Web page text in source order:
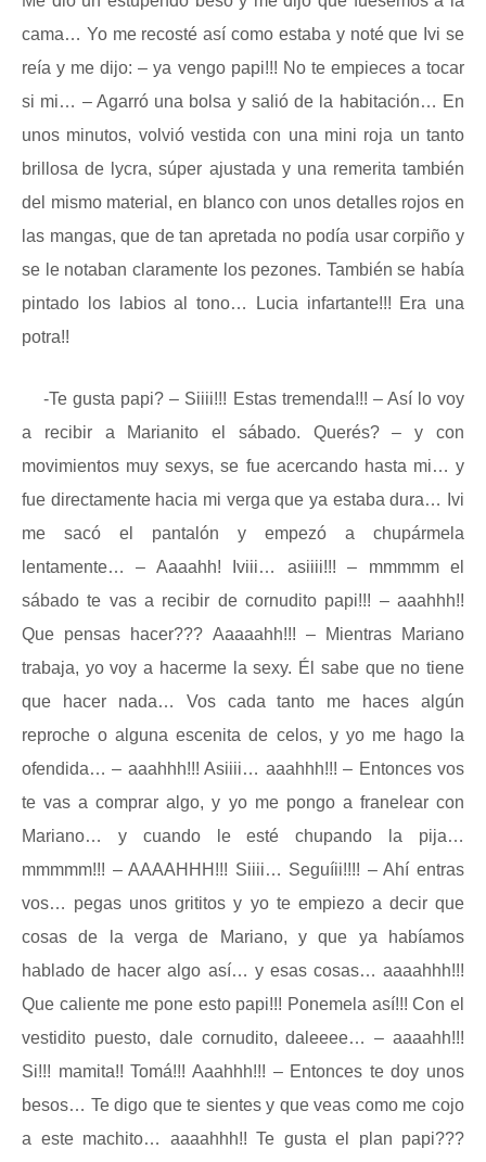
cama… Yo me recosté así como estaba y noté que Ivi se
reía y me dijo: – ya vengo papi!!! No te empieces a tocar
si mi… – Agarró una bolsa y salió de la habitación… En
unos minutos, volvió vestida con una mini roja un tanto
brillosa de lycra, súper ajustada y una remerita también
del mismo material, en blanco con unos detalles rojos en
las mangas, que de tan apretada no podía usar corpiño y
se le notaban claramente los pezones. También se había
pintado los labios al tono… Lucia infartante!!! Era una
potra!!
-Te gusta papi? – Siiii!!! Estas tremenda!!! – Así lo voy
a recibir a Marianito el sábado. Querés? – y con
movimientos muy sexys, se fue acercando hasta mi… y
fue directamente hacia mi verga que ya estaba dura… Ivi
me sacó el pantalón y empezó a chupármela
lentamente… – Aaaahh! Iviii… asiiii!!! – mmmmm el
sábado te vas a recibir de cornudito papi!!! – aaahhh!!
Que pensas hacer??? Aaaaahh!!! – Mientras Mariano
trabaja, yo voy a hacerme la sexy. Él sabe que no tiene
que hacer nada… Vos cada tanto me haces algún
reproche o alguna escenita de celos, y yo me hago la
ofendida… – aaahhh!!! Asiiii… aaahhh!!! – Entonces vos
te vas a comprar algo, y yo me pongo a franelear con
Mariano… y cuando le esté chupando la pija…
mmmmm!!! – AAAAHHH!!! Siiii… Seguíii!!!! – Ahí entras
vos… pegas unos grititos y yo te empiezo a decir que
cosas de la verga de Mariano, y que ya habíamos
hablado de hacer algo así… y esas cosas… aaaahhh!!!
Que caliente me pone esto papi!!! Ponemela así!!! Con el
vestidito puesto, dale cornudito, daleeee… – aaaahh!!!
Si!!! mamita!! Tomá!!! Aaahhh!!! – Entonces te doy unos
besos… Te digo que te sientes y que veas como me cojo
a este machito… aaaahhh!! Te gusta el plan papi???